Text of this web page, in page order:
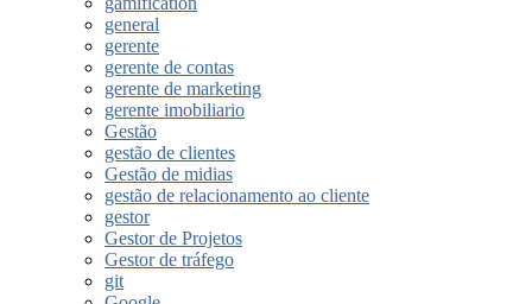
general
gerente
gerente de contas
gerente de marketing
gerente imobiliario
Gestão
gestão de clientes
Gestão de midias
gestão de relacionamento ao cliente
gestor
Gestor de Projetos
Gestor de tráfego
git